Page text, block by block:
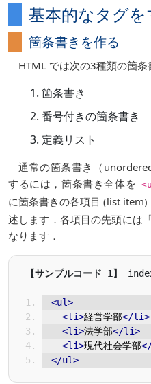
基本的なタグ
箇条書きを作る
HTML では次の3種類の箇条
箇条書き
番号付きの箇条書き
定義リスト
通常の箇条書き（
するには，箇条書き全体を
に箇条書きの各項目 (list item)
述します．各項目の先頭には
なります．
<ul>
<li>経営学部</li>
<li>法学部</li>
<li>現代社会学部
</ul>